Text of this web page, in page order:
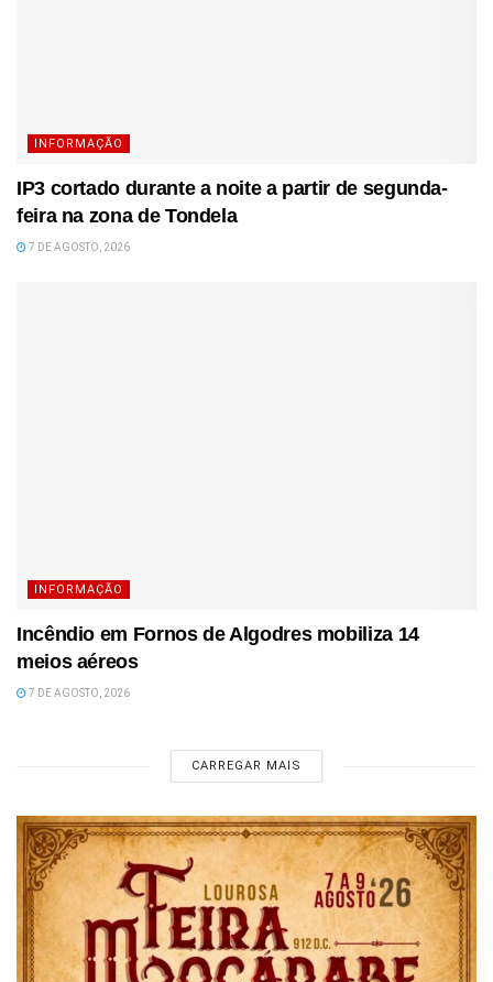
INFORMAÇÃO
IP3 cortado durante a noite a partir de segunda-
feira na zona de Tondela
7 DE AGOSTO, 2026
INFORMAÇÃO
Incêndio em Fornos de Algodres mobiliza 14
meios aéreos
7 DE AGOSTO, 2026
CARREGAR MAIS